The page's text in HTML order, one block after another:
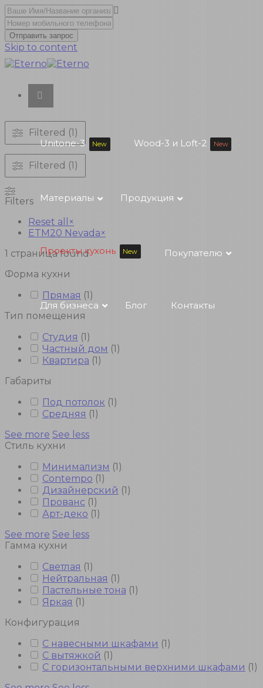
Отправить запрос
Skip to content
Unitone-3 New Wood-3 и Loft-2 New
Материалы Продукция
Проекты кухонь New Покупателю
Для бизнеса Блог Контакты
Filtered (1)
Filtered (1)
Filters
Reset all
×
ETM20 Nevada×
1 страница found
Форма кухни
Прямая (1)
Тип помещения
Студия (1)
Частный дом (1)
Квартира (1)
Габариты
Под потолок (1)
Средняя (1)
See more See less
Стиль кухни
Минимализм (1)
Contempo (1)
Дизайнерский (1)
Прованс (1)
Арт-деко (1)
See more See less
Гамма кухни
Светлая (1)
Нейтральная (1)
Пастельные тона (1)
Яркая (1)
Конфигурация
С навесными шкафами (1)
С вытяжкой (1)
С горизонтальными верхними шкафами (1)